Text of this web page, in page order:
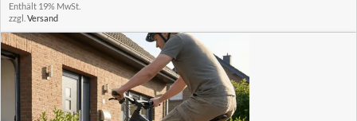
Enthält 19% MwSt.
zzgl. Versand